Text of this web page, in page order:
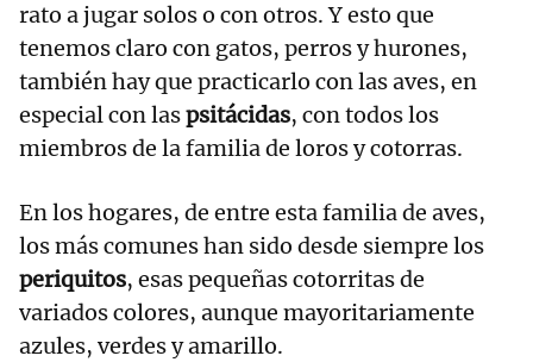
rato a jugar solos o con otros. Y esto que
tenemos claro con gatos, perros y hurones,
también hay que practicarlo con las aves, en
especial con laspsitácidas, con todos los
miembros de la familia de loros y cotorras.
En los hogares, de entre esta familia de aves,
los más comunes han sido desde siempre los
periquitos, esas pequeñas cotorritas de
variados colores, aunque mayoritariamente
azules, verdes y amarillo.